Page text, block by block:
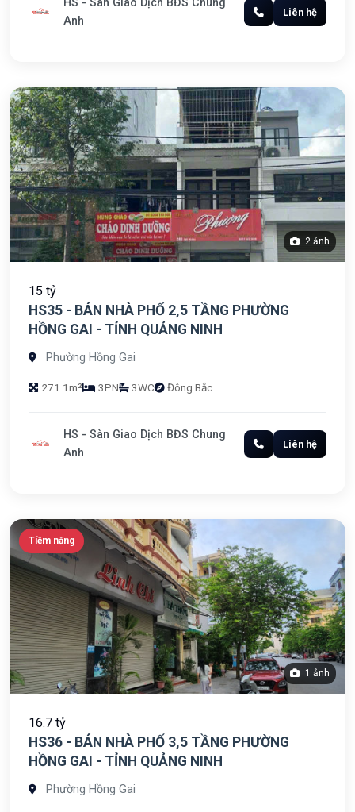
HS - Sàn Giao Dịch BĐS Chung
Anh
Liên hệ
2 ảnh
15 tỷ
HS35 - BÁN NHÀ PHỐ 2,5 TẦNG PHƯỜNG
HỒNG GAI - TỈNH QUẢNG NINH
Phường Hồng Gai
271.1m² 3PN 3WC Đông Bắc
HS - Sàn Giao Dịch BĐS Chung
Anh
Liên hệ
Tiềm năng
1 ảnh
16.7 tỷ
HS36 - BÁN NHÀ PHỐ 3,5 TẦNG PHƯỜNG
HỒNG GAI - TỈNH QUẢNG NINH
Phường Hồng Gai